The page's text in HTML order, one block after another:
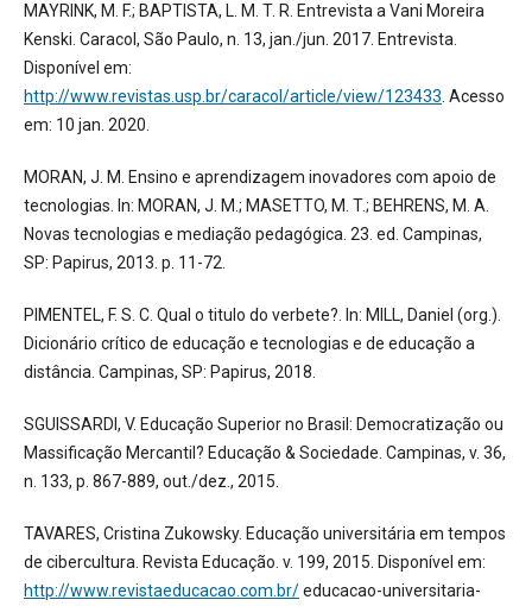
MAYRINK, M. F.; BAPTISTA, L. M. T. R. Entrevista a Vani Moreira
Kenski. Caracol, São Paulo, n. 13, jan./jun. 2017. Entrevista.
Disponível em:
http://www.revistas.usp.br/caracol/article/view/123433. Acesso
em: 10 jan. 2020.
MORAN, J. M. Ensino e aprendizagem inovadores com apoio de
tecnologias. In: MORAN, J. M.; MASETTO, M. T.; BEHRENS, M. A.
Novas tecnologias e mediação pedagógica. 23. ed. Campinas,
SP: Papirus, 2013. p. 11-72.
PIMENTEL, F. S. C. Qual o titulo do verbete?. In: MILL, Daniel (org.).
Dicionário crítico de educação e tecnologias e de educação a
distância. Campinas, SP: Papirus, 2018.
SGUISSARDI, V. Educação Superior no Brasil: Democratização ou
Massificação Mercantil? Educação & Sociedade. Campinas, v. 36,
n. 133, p. 867-889, out./dez., 2015.
TAVARES, Cristina Zukowsky. Educação universitária em tempos
de cibercultura. Revista Educação. v. 199, 2015. Disponível em:
http://www.revistaeducacao.com.br/educacao-universitaria-